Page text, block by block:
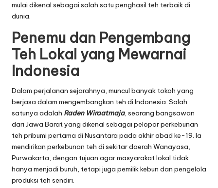
mulai dikenal sebagai salah satu penghasil teh terbaik di
dunia.
Penemu dan Pengembang
Teh Lokal yang Mewarnai
Indonesia
Dalam perjalanan sejarahnya, muncul banyak tokoh yang
berjasa dalam mengembangkan teh di Indonesia. Salah
satunya adalah Raden Wiraatmaja, seorang bangsawan
dari Jawa Barat yang dikenal sebagai pelopor perkebunan
teh pribumi pertama di Nusantara pada akhir abad ke-19. Ia
mendirikan perkebunan teh di sekitar daerah Wanayasa,
Purwakarta, dengan tujuan agar masyarakat lokal tidak
hanya menjadi buruh, tetapi juga pemilik kebun dan pengelola
produksi teh sendiri.